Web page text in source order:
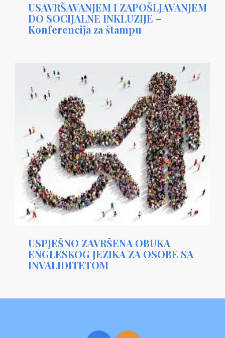
USAVRŠAVANJEM I ZAPOŠLJAVANJEM
DO SOCIJALNE INKLUZIJE –
Konferencija za štampu
USPJEŠNO ZAVRŠENA OBUKA
ENGLESKOG JEZIKA ZA OSOBE SA
INVALIDITETOM